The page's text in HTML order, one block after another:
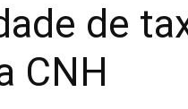
de
CNH